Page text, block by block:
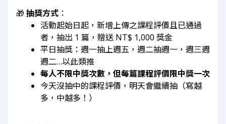
🎁 抽獎方式 ：
活動起始日起，新增上傳之課程評價且已通過
者，抽出 1 篇，贈送 NT$ 1,000 獎金
平日抽獎：週一抽上週五，週二抽週一，週三週
週二…以此類推
每人不限中獎次數，但每篇課程評價限中獎一次
今天沒抽中的課程評價，明天會繼續抽（寫越
多，中越多！）